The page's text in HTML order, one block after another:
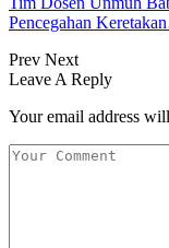
Pencegahan
Prev Next
Leave A Reply
Your email address